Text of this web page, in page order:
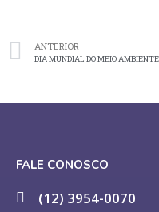
ANTERIOR
FALE CONOSCO
(12) 3954-0070